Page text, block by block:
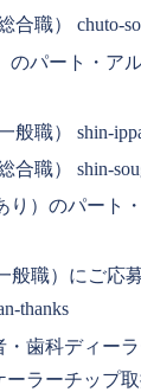
合職） chuto-
のパート・ア
般職） shin-
合職） shin-
り）のパート
般職）にご応
thanks
・歯科ディー
ラーチップ